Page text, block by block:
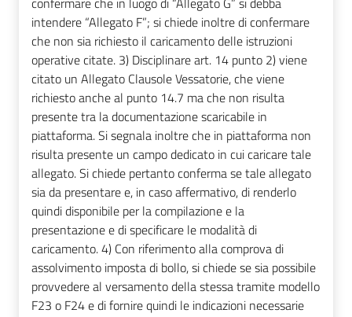
intendere “Allegato F”; si chiede inoltre di confermare
che non sia richiesto il caricamento delle istruzioni
operative citate. 3) Disciplinare art. 14 punto 2) viene
citato un Allegato Clausole Vessatorie, che viene
richiesto anche al punto 14.7 ma che non risulta
presente tra la documentazione scaricabile in
piattaforma. Si segnala inoltre che in piattaforma non
risulta presente un campo dedicato in cui caricare tale
allegato. Si chiede pertanto conferma se tale allegato
sia da presentare e, in caso affermativo, di renderlo
quindi disponibile per la compilazione e la
presentazione e di specificare le modalità di
caricamento. 4) Con riferimento alla comprova di
assolvimento imposta di bollo, si chiede se sia possibile
provvedere al versamento della stessa tramite modello
F23 o F24 e di fornire quindi le indicazioni necessarie